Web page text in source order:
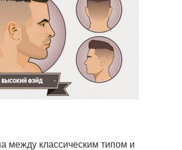
между классическим типом и